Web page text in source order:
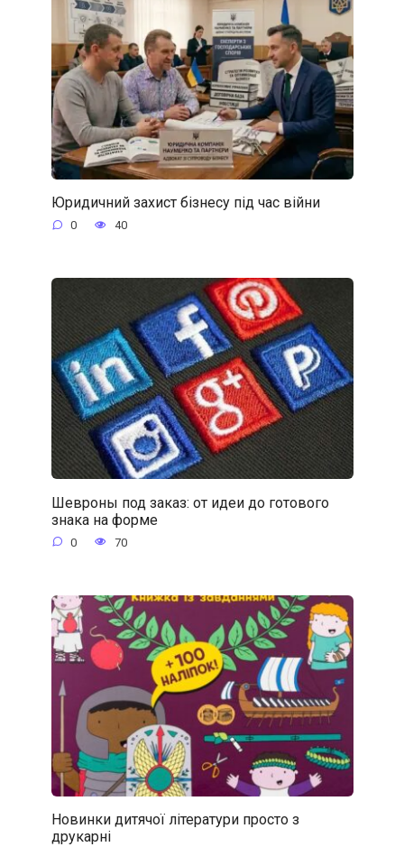
Юридичний захист бізнесу під час війни
0 40
Шевроны под заказ: от идеи до готового
знака на форме
0 70
Новинки дитячої літератури просто з
друкарні